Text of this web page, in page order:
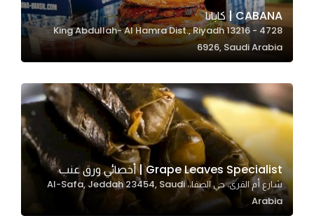
CABANA | كابانا
4728 King Abdullah- Al Hamra Dist., Riyadh 13216 -
6926, Saudi Arabia
Grape Leaves Specialist | أخصائي ورق عنب
شارع أم القرى، حي الصفا،، Al-Safa, Jeddah 23454, Saudi
Arabia
Experience
In order for
our website
to perform
as well as
possible
during your
these
cookies,
some